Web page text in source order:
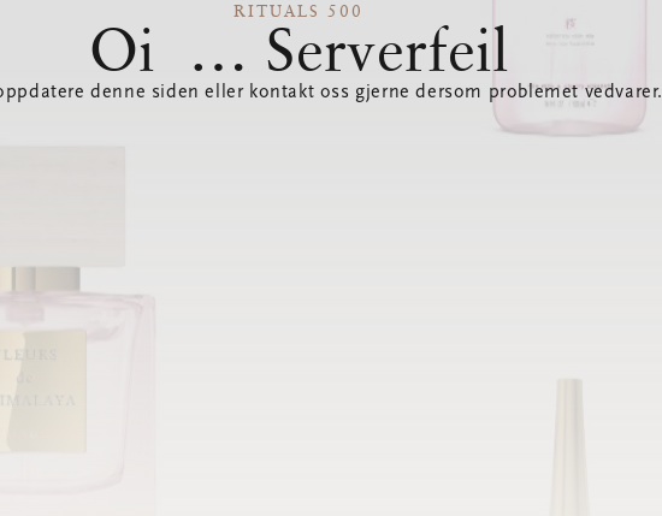
RITUALS 500
Oi … Serverfeil
denne siden eller kontakt oss gjerne dersom problemet vedvarer.